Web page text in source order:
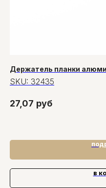
Держатель планки
SKU: 32435
27,07 руб
в